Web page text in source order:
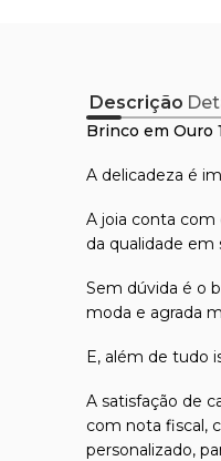
Descrição
Brinco em Ouro
A delicadeza é
A joia conta
da qualidade em
Sem dúvida é o
moda e agrada
E, além de tudo
A satisfação de
com nota fiscal,
personalizado,